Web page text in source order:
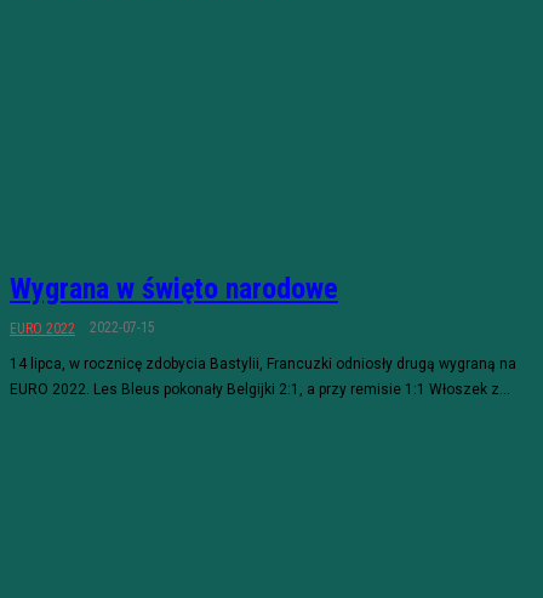
Wygrana w święto narodowe
EURO 2022 2022-07-15
14 lipca, w rocznicę zdobycia Bastylii, Francuzki odniosły drugą wygraną na
EURO 2022. Les Bleus pokonały Belgijki 2:1, a przy remisie 1:1 Włoszek z...